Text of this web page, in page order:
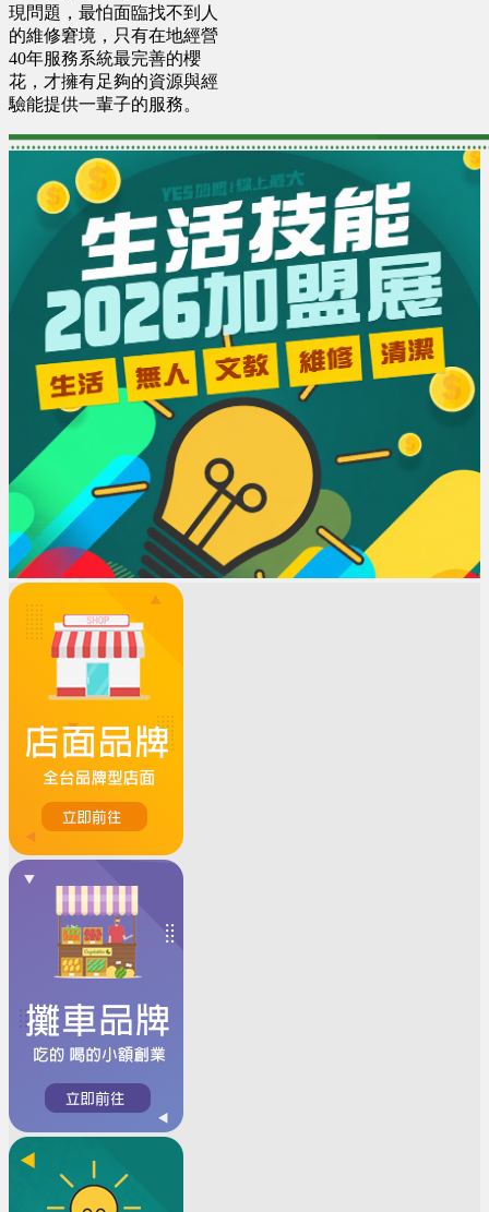
現問題，最怕面臨找不到人
的維修窘境，只有在地經營
40年服務系統最完善的櫻
花，才擁有足夠的資源與經
驗能提供一輩子的服務。